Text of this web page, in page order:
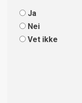
Ja
Nei
Vet ikke